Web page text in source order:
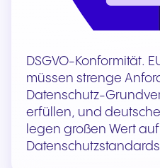
DSGVO-Konformität.
müssen strenge
Datenschutz-
erfüllen, und
legen großen Wert